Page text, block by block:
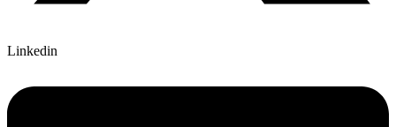
Linkedin